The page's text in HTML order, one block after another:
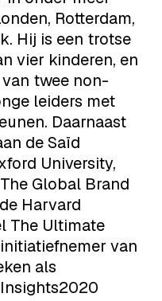
Rotterdam,
Hij is een trotse
vier kinderen, en
twee non-
leiders met
Daarnaast
de Saïd
University,
Global Brand
Harvard
The Ultimate
van
als